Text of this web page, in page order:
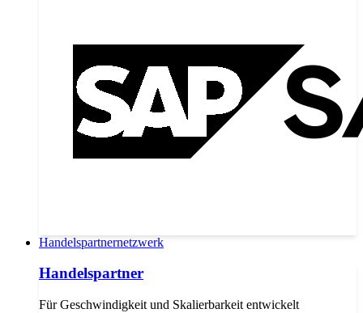
Handelspartnernetzwerk
Handelspartner
Für Geschwindigkeit und Skalierbarkeit entwickelt